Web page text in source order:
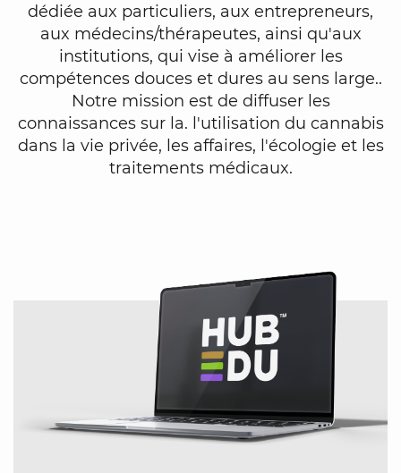
dédiée aux particuliers, aux entrepreneurs,
aux médecins/thérapeutes, ainsi qu'aux
institutions, qui vise à améliorer les
compétences douces et dures au sens large..
Notre mission est de diffuser les
connaissances sur la. l'utilisation du cannabis
dans la vie privée, les affaires, l'écologie et les
traitements médicaux.